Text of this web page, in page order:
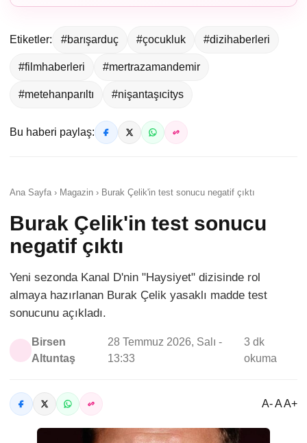
Etiketler: #barışarduç #çocukluk #dizihaberleri
#filmhaberleri #mertrazamandemir
#metehanparıltı #nişantaşıcitys
Bu haberi paylaş:
Ana Sayfa › Magazin › Burak Çelik'in test sonucu negatif çıktı
Burak Çelik'in test sonucu
negatif çıktı
Yeni sezonda Kanal D'nin "Haysiyet" dizisinde rol
almaya hazırlanan Burak Çelik yasaklı madde test
sonucunu açıkladı.
Birsen
Altuntaş
28 Temmuz 2026, Salı -
13:33
3 dk
okuma
A- A A+